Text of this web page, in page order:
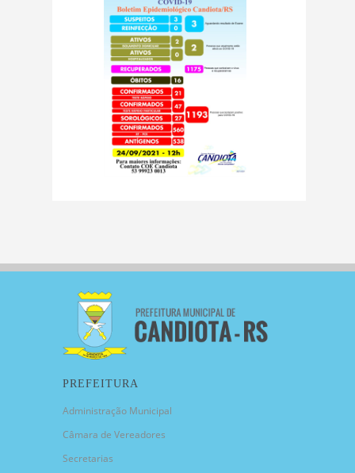
PREFEITURA
Administração Municipal
Câmara de Vereadores
Secretarias